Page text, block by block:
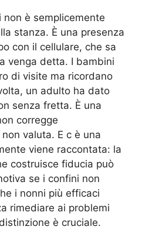
è semplicemente
stanza. È una presenza
con il cellulare, che sa
venga detta. I bambini
di visite ma ricordano
un adulto ha dato
senza fretta. È una
corregge
valuta. E c è una
viene raccontata: la
costruisce fiducia può
se i confini non
i nonni più efficaci
rimediare ai problemi
è cruciale.